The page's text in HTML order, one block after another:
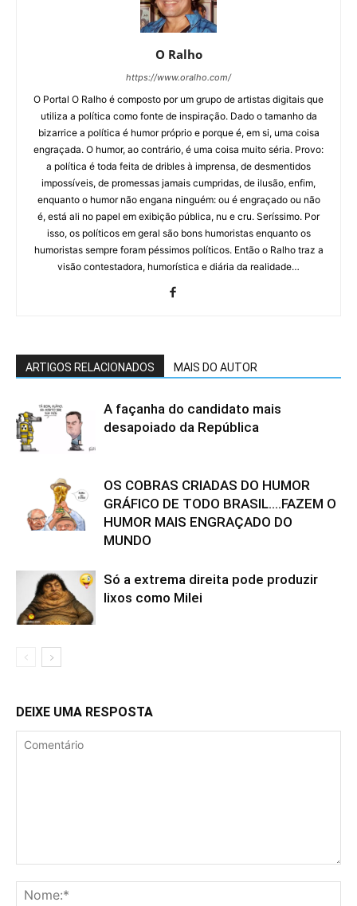
O Ralho
https://www.oralho.com/
O Portal O Ralho é composto por um grupo de artistas digitais que
utiliza a política como fonte de inspiração. Dado o tamanho da
bizarrice a política é humor próprio e porque é, em si, uma coisa
engraçada. O humor, ao contrário, é uma coisa muito séria. Provo:
a política é toda feita de dribles à imprensa, de desmentidos
impossíveis, de promessas jamais cumpridas, de ilusão, enfim,
enquanto o humor não engana ninguém: ou é engraçado ou não
é, está ali no papel em exibição pública, nu e cru. Seríssimo. Por
isso, os políticos em geral são bons humoristas enquanto os
humoristas sempre foram péssimos políticos. Então o Ralho traz a
visão contestadora, humorística e diária da realidade…
ARTIGOS RELACIONADOS MAIS DO AUTOR
A façanha do candidato mais
desapoiado da República
OS COBRAS CRIADAS DO HUMOR
GRÁFICO DE TODO BRASIL….FAZEM O
HUMOR MAIS ENGRAÇADO DO
MUNDO
Só a extrema direita pode produzir
lixos como Milei
DEIXE UMA RESPOSTA